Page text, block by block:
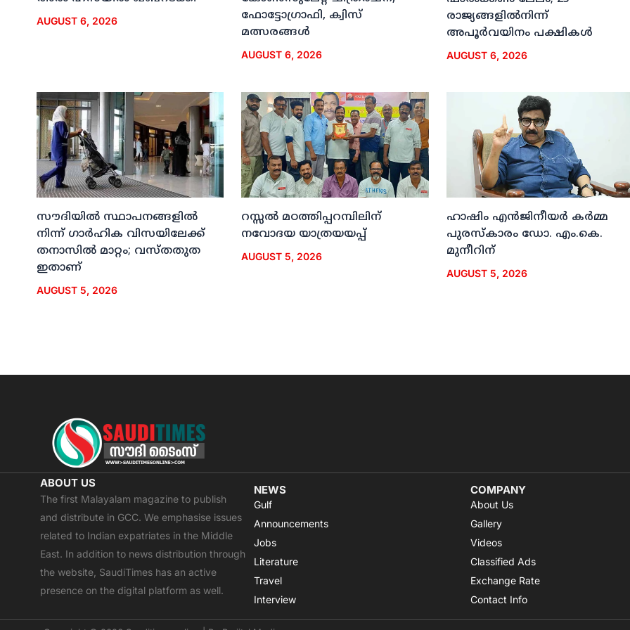
AUGUST 6, 2026
ഫോട്ടോഗ്രാഫി, ക്വിസ്
മത്സരങ്ങള്‍
AUGUST 6, 2026
രാജ്യങ്ങളില്‍നിന്ന്
അപൂര്‍വയിനം പക്ഷികള്‍
AUGUST 6, 2026
സൗദിയില്‍ സ്ഥാപനങ്ങളില്‍
നിന്ന് ഗാര്‍ഹിക വിസയിലേക്ക്
തനാസില്‍ മാറ്റം; വസ്തതുത
ഇതാണ്
AUGUST 5, 2026
റസ്സല്‍ മഠത്തിപ്പറമ്പിലിന്
നവോദയ യാത്രയയപ്പ്
AUGUST 5, 2026
ഹാഷിം എന്‍ജിനീയര്‍ കര്‍മ്മ
പുരസ്‌കാരം ഡോ. എം.കെ.
മുനീറിന്
AUGUST 5, 2026
ABOUT US
The first Malayalam magazine to publish
and distribute in GCC. We emphasise issues
related to Indian expatriates in the Middle
East. In addition to news distribution through
the website, SaudiTimes has an active
presence on the digital platform as well.
NEWS
Gulf
Announcements
Jobs
Literature
Travel
Interview
COMPANY
About Us
Gallery
Videos
Classified Ads
Exchange Rate
Contact Info